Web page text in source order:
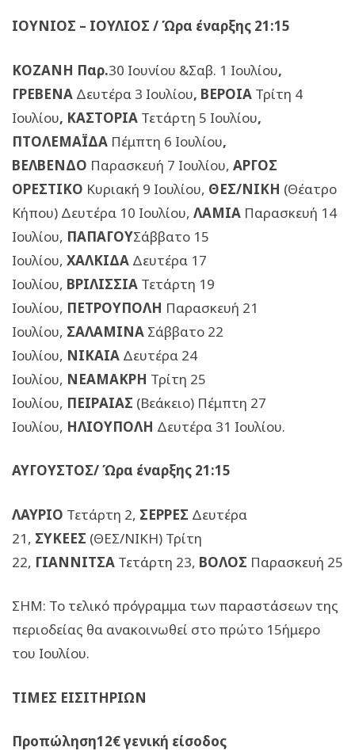
ΙΟΥΝΙΟΣ – ΙΟΥΛΙΟΣ / Ώρα έναρξης 21:15
ΚΟΖΑΝΗ Παρ.30 Ιουνίου &Σαβ. 1 Ιουλίου,
ΓΡΕΒΕΝΑ Δευτέρα 3 Ιουλίου, ΒΕΡΟΙΑ Τρίτη 4
Ιουλίου, ΚΑΣΤΟΡΙΑ Τετάρτη 5 Ιουλίου,
ΠΤΟΛΕΜΑΪΔΑ Πέμπτη 6 Ιουλίου,
ΒΕΛΒΕΝΔΟ Παρασκευή 7 Ιουλίου, ΑΡΓΟΣ
ΟΡΕΣΤΙΚΟ Κυριακή 9 Ιουλίου, ΘΕΣ/ΝΙΚΗ (Θέατρο
Κήπου) Δευτέρα 10 Ιουλίου, ΛΑΜΙΑ Παρασκευή 14
Ιουλίου, ΠΑΠΑΓΟΥΣάββατο 15
Ιουλίου, ΧΑΛΚΙΔΑ Δευτέρα 17
Ιουλίου, ΒΡΙΛΙΣΣΙΑ Τετάρτη 19
Ιουλίου, ΠΕΤΡΟΥΠΟΛΗ Παρασκευή 21
Ιουλίου, ΣΑΛΑΜΙΝΑ Σάββατο 22
Ιουλίου, ΝΙΚΑΙΑ Δευτέρα 24
Ιουλίου, ΝΕΑΜΑΚΡΗ Τρίτη 25
Ιουλίου, ΠΕΙΡΑΙΑΣ (Βεάκειο) Πέμπτη 27
Ιουλίου, ΗΛΙΟΥΠΟΛΗ Δευτέρα 31 Ιουλίου.
ΑΥΓΟΥΣΤΟΣ/ Ώρα έναρξης 21:15
ΛΑΥΡΙΟ Τετάρτη 2, ΣΕΡΡΕΣ Δευτέρα
21, ΣΥΚΕΕΣ (ΘΕΣ/ΝΙΚΗ) Τρίτη
22, ΓΙΑΝΝΙΤΣΑ Τετάρτη 23, ΒΟΛΟΣ Παρασκευή 25
ΣΗΜ: Το τελικό πρόγραμμα των παραστάσεων της
περιοδείας θα ανακοινωθεί στο πρώτο 15ήμερο
του Ιουλίου.
ΤΙΜΕΣ ΕΙΣΙΤΗΡΙΩΝ
Προπώληση12€ γενική είσοδος